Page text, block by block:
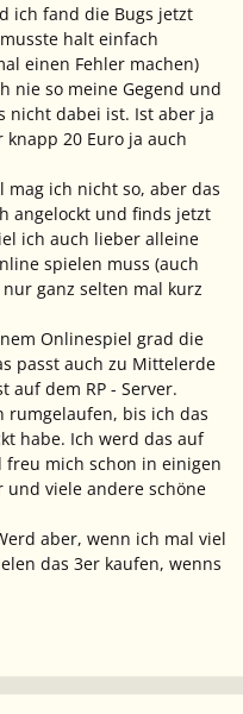
ich fand die Bugs jetzt
halt einfach
einen Fehler machen)
nie so meine Gegend und
nicht dabei ist. Ist aber ja
20 Euro ja auch
ich nicht so, aber das
angelockt und finds jetzt
ich auch lieber alleine
spielen muss (auch
ganz selten mal kurz
Onlinespiel grad die
passt auch zu Mittelerde
auf dem RP - Server.
bis ich das
habe. Ich werd das auf
mich schon in einigen
und viele andere schöne
aber, wenn ich mal viel
das 3er kaufen, wenns